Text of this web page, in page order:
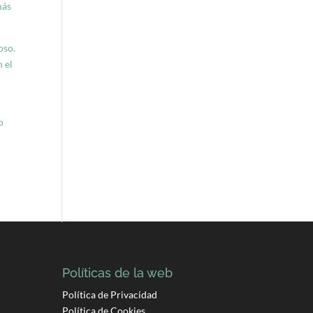
el
Políticas de la web
Política de Privacidad
Política de Cookies